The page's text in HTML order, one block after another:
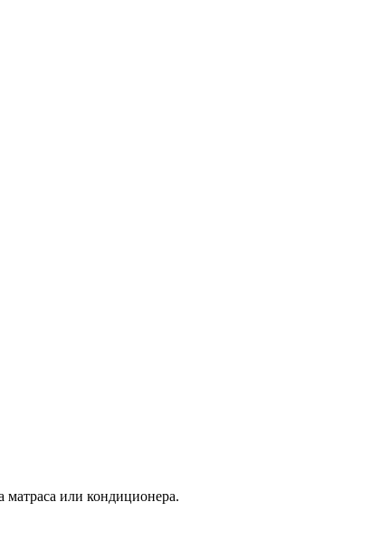
матраса или кондиционера.